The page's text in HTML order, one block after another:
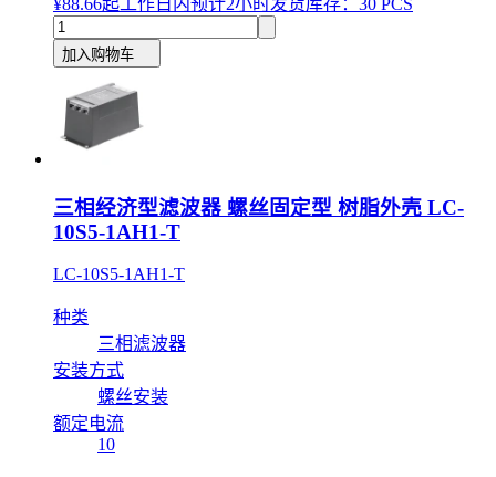
¥88.66起 工作日内预计2小时发货库存：30 PCS
加入购物车
三相经济型滤波器 螺丝固定型 树脂外壳 LC-
10S5-1AH1-T
LC-10S5-1AH1-T
种类
三相滤波器
安装方式
螺丝安装
额定电流
10